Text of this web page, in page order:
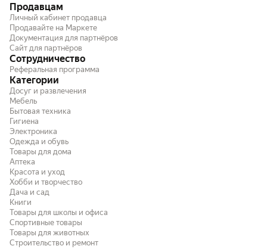
Продавцам
Личный кабинет продавца
Продавайте на Маркете
Документация для партнёров
Сайт для партнёров
Сотрудничество
Реферальная программа
Категории
Досуг и развлечения
Мебель
Бытовая техника
Гигиена
Электроника
Одежда и обувь
Товары для дома
Аптека
Красота и уход
Хобби и творчество
Дача и сад
Книги
Товары для школы и офиса
Спортивные товары
Товары для животных
Строительство и ремонт